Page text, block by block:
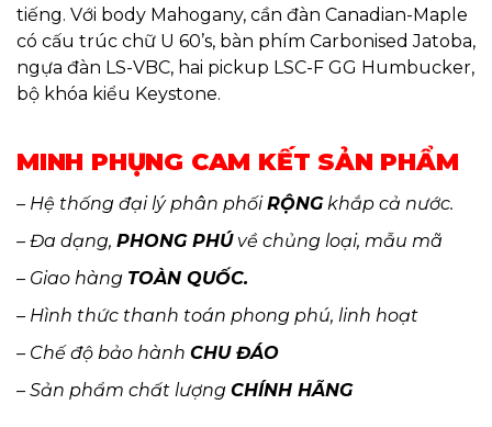
tiếng. Với body Mahogany, cần đàn Canadian-Maple
có cấu trúc chữ U 60’s, bàn phím Carbonised Jatoba,
ngựa đàn LS-VBC, hai pickup LSC-F GG Humbucker,
bộ khóa kiểu Keystone.
MINH PHỤNG CAM KẾT SẢN PHẨM
– Hệ thống đại lý phân phốiRỘNGkhắp cả nước.
– Đa dạng, PHONG PHÚvề chủng loại, mẫu mã
– Giao hàng TOÀN QUỐC.
– Hình thức thanh toán phong phú, linh hoạt
– Chế độ bảo hành CHU ĐÁO
– Sản phẩm chất lượng CHÍNH HÃNG